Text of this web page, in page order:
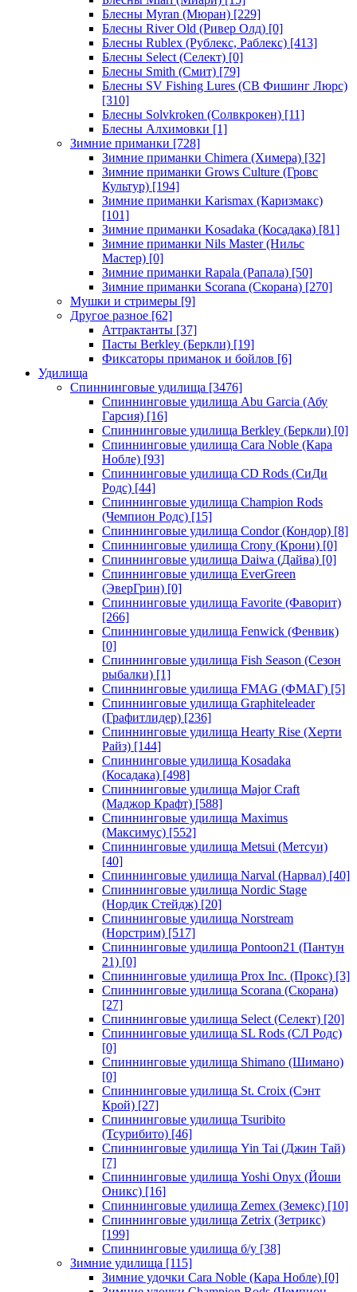
Блесны Myran (Мюран) [229]
Блесны River Old (Ривер Олд) [0]
Блесны Rublex (Рублекс, Раблекс) [413]
Блесны Select (Селект) [0]
Блесны Smith (Смит) [79]
Блесны SV Fishing Lures (СВ Фишинг Люрс)
[310]
Блесны Solvkroken (Солвкрокен) [11]
Блесны Алхимовки [1]
Зимние приманки [728]
Зимние приманки Chimera (Химера) [32]
Зимние приманки Grows Culture (Гровс
Культур) [194]
Зимние приманки Karismax (Каризмакс)
[101]
Зимние приманки Kosadaka (Косадака) [81]
Зимние приманки Nils Master (Нильс
Мастер) [0]
Зимние приманки Rapala (Рапала) [50]
Зимние приманки Scorana (Скорана) [270]
Мушки и стримеры [9]
Другое разное [62]
Аттрактанты [37]
Пасты Berkley (Беркли) [19]
Фиксаторы приманок и бойлов [6]
Удилища
Спиннинговые удилища [3476]
Спиннинговые удилища Abu Garcia (Абу
Гарсия) [16]
Спиннинговые удилища Berkley (Беркли) [0]
Спиннинговые удилища Cara Noble (Кара
Нобле) [93]
Спиннинговые удилища CD Rods (СиДи
Родс) [44]
Спиннинговые удилища Champion Rods
(Чемпион Родс) [15]
Спиннинговые удилища Condor (Кондор) [8]
Спиннинговые удилища Crony (Крони) [0]
Спиннинговые удилища Daiwa (Дайва) [0]
Спиннинговые удилища EverGreen
(ЭверГрин) [0]
Спиннинговые удилища Favorite (Фаворит)
[266]
Спиннинговые удилища Fenwick (Фенвик)
[0]
Спиннинговые удилища Fish Season (Сезон
рыбалки) [1]
Спиннинговые удилища FMAG (ФМАГ) [5]
Спиннинговые удилища Graphiteleader
(Графитлидер) [236]
Спиннинговые удилища Hearty Rise (Херти
Райз) [144]
Спиннинговые удилища Kosadaka
(Косадака) [498]
Спиннинговые удилища Major Craft
(Маджор Крафт) [588]
Спиннинговые удилища Maximus
(Максимус) [552]
Спиннинговые удилища Metsui (Метсуи)
[40]
Спиннинговые удилища Narval (Нарвал) [40]
Спиннинговые удилища Nordic Stage
(Нордик Стейдж) [20]
Спиннинговые удилища Norstream
(Норстрим) [517]
Спиннинговые удилища Pontoon21 (Пантун
21) [0]
Спиннинговые удилища Prox Inc. (Прокс) [3]
Спиннинговые удилища Scorana (Скорана)
[27]
Спиннинговые удилища Select (Селект) [20]
Спиннинговые удилища SL Rods (СЛ Родс)
[0]
Спиннинговые удилища Shimano (Шимано)
[0]
Спиннинговые удилища St. Croix (Сэнт
Крой) [27]
Спиннинговые удилища Tsuribito
(Тсурибито) [46]
Спиннинговые удилища Yin Tai (Джин Тай)
[7]
Спиннинговые удилища Yoshi Onyx (Йоши
Оникс) [16]
Спиннинговые удилища Zemex (Земекс) [10]
Спиннинговые удилища Zetrix (Зетрикс)
[199]
Спиннинговые удилища б/у [38]
Зимние удилища [115]
Зимние удочки Cara Noble (Кара Нобле) [0]